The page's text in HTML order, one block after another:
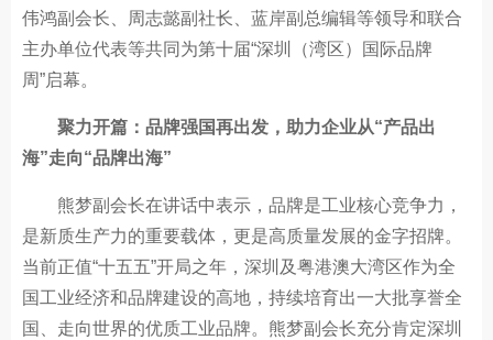
伟鸿副会长、周志懿副社长、蓝岸副总编辑等领导和联合
主办单位代表等共同为第十届“深圳（湾区）国际品牌
周”启幕。
聚力开篇：品牌强国再出发，助力企业从“产品出
海”走向“品牌出海”
熊梦副会长在讲话中表示，品牌是工业核心竞争力，
是新质生产力的重要载体，更是高质量发展的金字招牌。
当前正值“十五五”开局之年，深圳及粤港澳大湾区作为全
国工业经济和品牌建设的高地，持续培育出一大批享誉全
国、走向世界的优质工业品牌。熊梦副会长充分肯定深圳